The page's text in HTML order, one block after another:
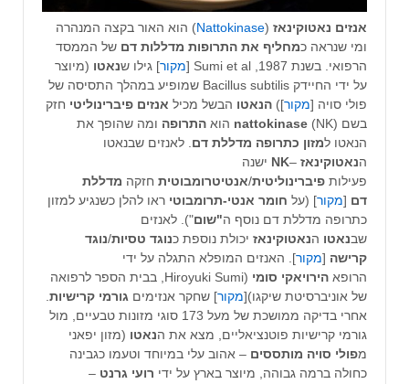
אנזים נאטוקינאז (
Nattokinase) הוא האור בקצה המנהרה
ומי שנראה כמחליף את התרופות מדללות דם של הממסד
הרפואי. בשנת 1987, Sumi et al [
מקור] גילו שנאטו (מיוצר
על ידי החיידק Bacillus subtilis שמופיע במהלך התסיסה של
פולי סויה [מקור]) הנאטו הבשל מכיל אנזים פיברינוליטי חזק
בשם
nattokinase (NK) הוא התרופה ומה שהופך את
הנאטו למזון כתרופה מדללת דם . לאנזים שבנאטו
הנאטוקינאז –
NK ישנה
פעילות פיברינוליטית/אנטיטרומבוטית חזקה מדללת
דם [מקור] (על חומר אנטי-תרומבוטי ראו להלן כשנגיע למזון
כתרופה מדללת דם נוסף ה"שום"). לאנזים
שבנאטו הנאטוקינאז יכולת נוספת כנוגד טסיות/נוגד
קרישה [מקור]. האנזים המופלא התגלה על ידי
הרופא הירויאקי סומי
(Hiroyuki Sumi, בבית הספר לרפואה
של אוניברסיטת שיקגו)[מקור] שחקר אנזימים גורמי קרישיות
אחרי בדיקה ממושכת של מעל 173 סוגי מזונות טבעיים, מול
גורמי קרישיות פוטנציאליים, מצא את הנאטו (מזון יפאני
מפולי סויה מותססים – אהוב עלי במיוחד וטעמו כגבינה
כחולה ברמה גבוהה, מיוצר בארץ על ידי רועי גרנט –